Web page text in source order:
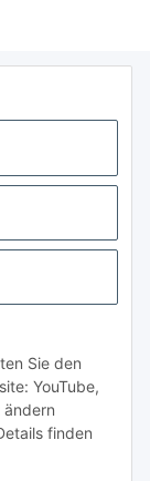
Sie den
YouTube,
ändern
finden